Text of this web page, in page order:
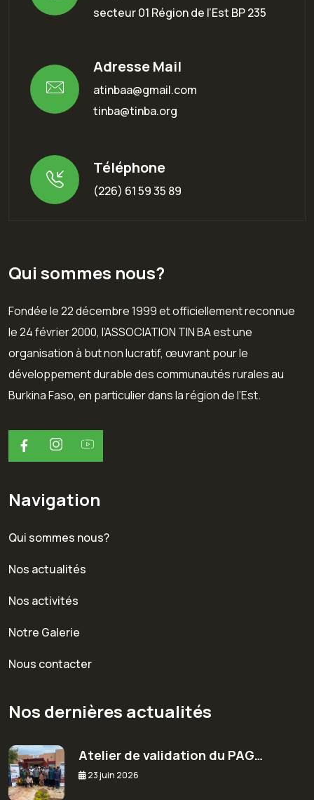
secteur 01 Région de l’Est BP 235
Adresse Mail
atinbaa@gmail.com
tinba@tinba.org
Téléphone
(226) 61 59 35 89
Qui sommes nous?
Fondée le 22 décembre 1999 et officiellement reconnue
le 24 février 2000, l’ASSOCIATION TIN BA est une
organisation à but non lucratif, œuvrant pour le
développement durable des communautés rurales au
Burkina Faso, en particulier dans la région de l’Est.
Navigation
Qui sommes nous?
Nos actualités
Nos activités
Notre Galerie
Nous contacter
Nos dernières actualités
Atelier de validation du PAG…
23 juin 2026